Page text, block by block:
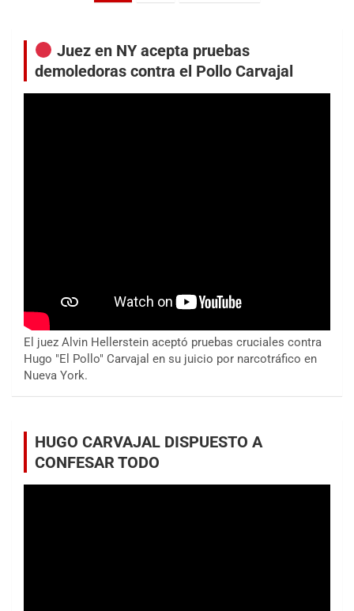
Juez en NY acepta pruebas
demoledoras contra el Pollo Carvajal
El juez Alvin Hellerstein aceptó pruebas cruciales contra
Hugo "El Pollo" Carvajal en su juicio por narcotráfico en
Nueva York.
HUGO CARVAJAL DISPUESTO A
CONFESAR TODO